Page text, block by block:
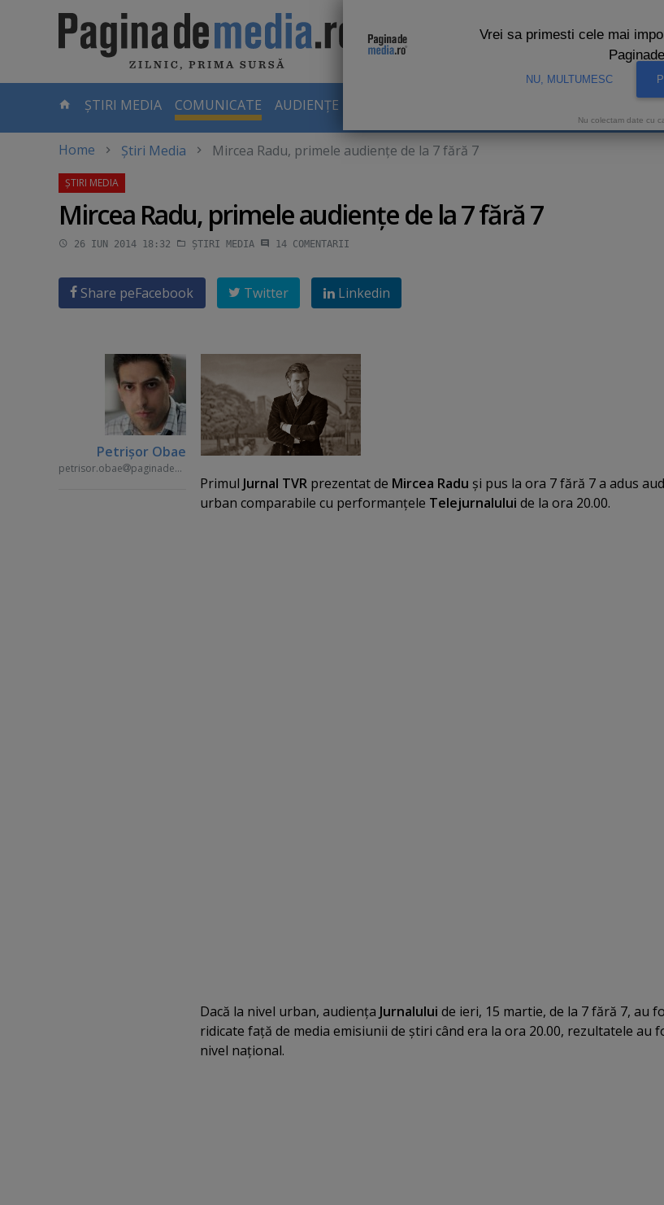
CURENTĂ
ȘTIRI MEDIA COMUNICATE AUDIENȚE TV
Home Știri Media Mircea Radu, primele audienţe de la 7 fără 7
Mircea Radu, primele audienţe de la 7 fără 7
26 IUN 2014 18:32 ȘTIRI MEDIA 14 COMENTARII
Share peFacebook Twitter Linkedin
Petrişor Obae
petrisor.obae paginademedia.ro
Primul Jurnal TVR prezentat de Mircea Radu şi pus la ora 7 fără 7 a adus
urban comparabile cu performanţele Telejurnalului de la ora 20.00.
Dacă la nivel urban, audienţa Jurnalului de ieri, 15 martie, de la 7 fără 7, au
ridicate faţă de media emisiunii de ştiri când era la ora 20.00, rezultatele au
nivel naţional.
Vrei sa primesti cele mai
NU, MULTUMESC
Nu colectam date cu